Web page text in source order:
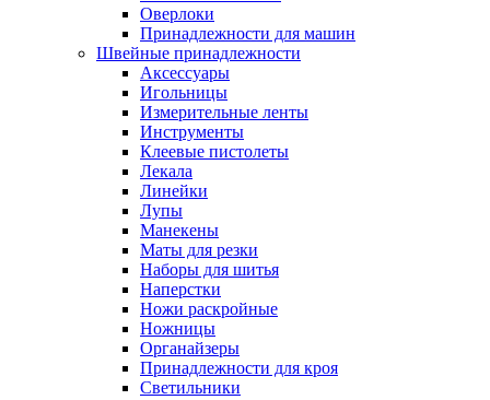
Оверлоки
Принадлежности для машин
Швейные принадлежности
Аксессуары
Игольницы
Измерительные ленты
Инструменты
Клеевые пистолеты
Лекала
Линейки
Лупы
Манекены
Маты для резки
Наборы для шитья
Наперстки
Ножи раскройные
Ножницы
Органайзеры
Принадлежности для кроя
Светильники